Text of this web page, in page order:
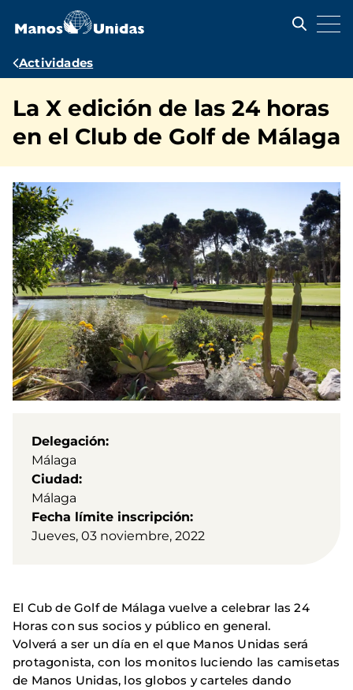
contenido
Ruta
navegación
Actividades
La X edición de las 24 horas
en el Club de Golf de Málaga
Delegación
Málaga
Ciudad
Málaga
Fecha límite inscripción
Jueves, 03 noviembre, 2022
El Cub de Golf de Málaga vuelve a celebrar las 24
Horas con sus socios y público en general.
Volverá a ser un día en el que Manos Unidas será
protagonista, con los monitos luciendo las camisetas
de Manos Unidas, los globos y carteles dando